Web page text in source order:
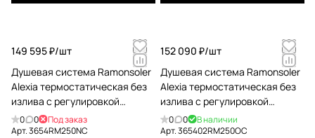
149 595 ₽/шт
Душевая система Ramonsoler
Alexia термостатическая без
излива с регулировкой
высоты никель 3654RM250NC
0 0
Под заказ
Арт.3654RM250NC
152 090 ₽/шт
Душевая система Ramonsoler
Alexia термостатическая без
излива с регулировкой
высоты золотой
365402RM250OC
0 0
В наличии
Арт.365402RM250OC